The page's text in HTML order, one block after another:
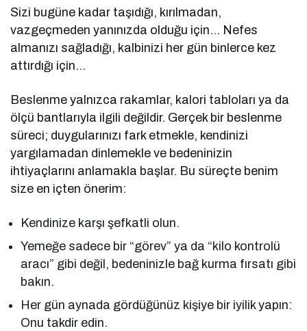
Sizi bugüne kadar taşıdığı, kırılmadan,
vazgeçmeden yanınızda olduğu için… Nefes
almanızı sağladığı, kalbinizi her gün binlerce kez
attırdığı için…
Beslenme yalnızca rakamlar, kalori tabloları ya da
ölçü bantlarıyla ilgili değildir. Gerçek bir beslenme
süreci; duygularınızı fark etmekle, kendinizi
yargılamadan dinlemekle ve bedeninizin
ihtiyaçlarını anlamakla başlar. Bu süreçte benim
size en içten önerim:
Kendinize karşı şefkatli olun.
Yemeğe sadece bir “görev” ya da “kilo kontrolü
aracı” gibi değil, bedeninizle bağ kurma fırsatı gibi
bakın.
Her gün aynada gördüğünüz kişiye bir iyilik yapın:
Onu takdir edin.